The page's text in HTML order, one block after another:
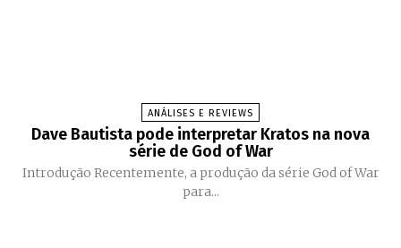
ANÁLISES E REVIEWS
Dave Bautista pode interpretar Kratos na nova
série de God of War
Introdução Recentemente, a produção da série God of War
para...